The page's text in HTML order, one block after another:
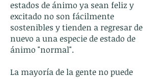
estados de ánimo ya sean feliz y
excitado no son fácilmente
sostenibles y tienden a regresar de
nuevo a una especie de estado de
ánimo "normal".​
La mayoría de la gente no puede